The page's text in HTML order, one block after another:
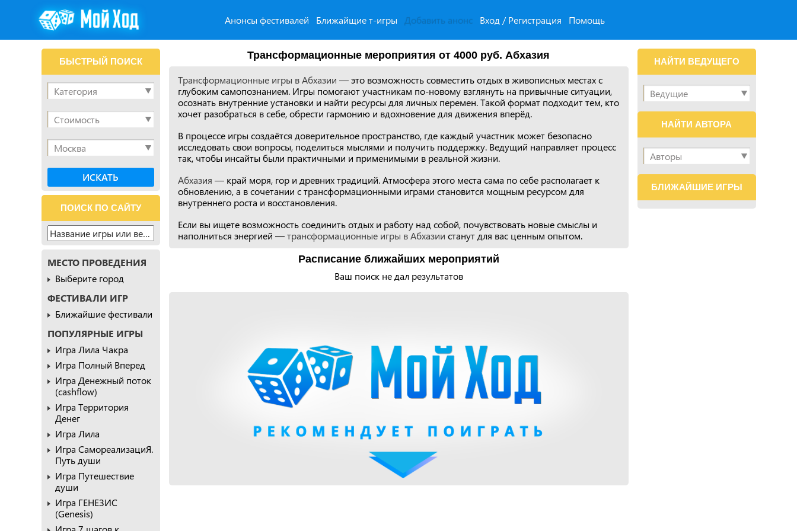
Анонсы фестивалей Ближайщие т-игры Добавить анонс Вход / Регистрация Помощь
Трансформационные мероприятия от 4000 руб. Абхазия
Трансформационные игры в Абхазии — это возможность совместить отдых в живописных местах с
глубоким самопознанием. Игры помогают участникам по-новому взглянуть на привычные ситуации,
осознать внутренние установки и найти ресурсы для личных перемен. Такой формат подходит тем, кто
хочет разобраться в себе, обрести гармонию и вдохновение для движения вперёд.
В процессе игры создаётся доверительное пространство, где каждый участник может безопасно
исследовать свои вопросы, поделиться мыслями и получить поддержку. Ведущий направляет процесс
так, чтобы инсайты были практичными и применимыми в реальной жизни.
Абхазия — край моря, гор и древних традиций. Атмосфера этого места сама по себе располагает к
обновлению, а в сочетании с трансформационными играми становится мощным ресурсом для
внутреннего роста и восстановления.
Если вы ищете возможность соединить отдых и работу над собой, почувствовать новые смыслы и
наполниться энергией —трансформационные игры в Абхазии станут для вас ценным опытом.
Расписание ближайших мероприятий
Ваш поиск не дал результатов
БЫСТРЫЙ ПОИСК
ПОИСК ПО САЙТУ
МЕСТО ПРОВЕДЕНИЯ
Выберите город
ФЕСТИВАЛИ ИГР
Ближайшие фестивали
ПОПУЛЯРНЫЕ ИГРЫ
Игра Лила Чакра
Игра Полный Вперед
Игра Денежный поток
(cashflow)
Игра Территория
Денег
Игра Лила
Игра СамореализациЯ.
Путь души
Игра Путешествие
души
Игра ГЕНЕЗИС
(Genesis)
НАЙТИ ВЕДУЩЕГО
НАЙТИ АВТОРА
БЛИЖАЙШИЕ ИГРЫ